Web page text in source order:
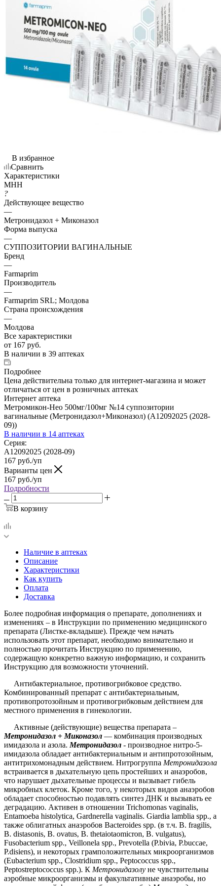
В избранное
Сравнить
Характеристики
МНН
?
Действующее вещество
—
Метронидазол + Миконазол
Форма выпуска
—
СУППОЗИТОРИИ ВАГИНАЛЬНЫЕ
Бренд
—
Farmaprim
Производитель
—
Farmaprim SRL; Молдова
Страна происхождения
—
Молдова
Все характеристики
от 167 руб.
В наличии в 39 аптеках
Подробнее
Цена действительна только для интернет-магазина и может
отличаться от цен в розничных аптеках
Интернет аптека
Метромикон-Нео 500мг/100мг №14 суппозитории
вагинальные (Метронидазол+Миконазол) (А12092025 (2028-
09))
В наличии в 14 аптеках
Серия:
А12092025 (2028-09)
167 руб./уп
Варианты цен
167 руб./уп
Подробности
В корзину
Наличие в аптеках
Описание
Характеристики
Как купить
Оплата
Доставка
Более подробная информация о препарате, дополнениях и
изменениях – в Инструкции по применению медицинского
препарата (Листке-вкладыше). Прежде чем начать
использовать этот препарат, необходимо внимательно и
полностью прочитать Инструкцию по применению,
содержащую конкретно важную информацию, и сохранить
Инструкцию для возможности уточнений.
Антибактериальное, противогрибковое средство.
Комбинированный препарат с антибактериальным,
противопротозойным и противогрибковым действием для
местного применения в гинекологии.
Активные (действующие) вещества препарата –
Метронидазол + Миконазол — комбинация производных
имидазола и азола. Метронидазол - производное нитро-5-
имидазола обладает антибактериальным и антипротозойным,
антитрихомонадным действием. Нитрогруппа Метронидазола
встраивается в дыхательную цепь простейших и анаэробов,
что нарушает дыхательные процессы и вызывает гибель
микробных клеток. Кроме того, у некоторых видов анаэробов
обладает способностью подавлять синтез ДНК и вызывать ее
деградацию. Активен в отношении Trichomonas vaginalis,
Entamoeba histolytica, Gardnerella vaginalis. Giardia lamblia spp., а
также облигатных анаэробов Bacteroides spp. (в т.ч. B. fragilis,
B. distasonis, B. ovatus, B. thetaiotaomicron, B. vulgatus),
Fusobacterium spp., Veillonela spp., Prevotella (P.bivia, P.buccae,
P.disiens), и некоторых грамположительных микроорганизмов
(Eubacterium spp., Clostridium spp., Peptococcus spp.,
Peptostreptococcus spp.). К Метронидазолу не чувствительны
аэробные микроорганизмы и факультативные анаэробы, но